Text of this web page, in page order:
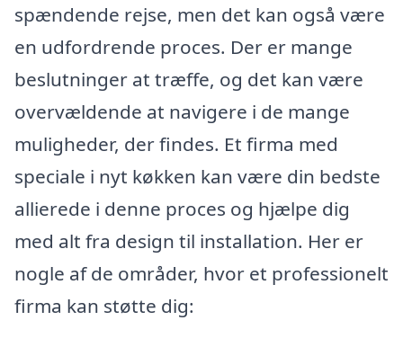
spændende rejse, men det kan også være
en udfordrende proces. Der er mange
beslutninger at træffe, og det kan være
overvældende at navigere i de mange
muligheder, der findes. Et firma med
speciale i nyt køkken kan være din bedste
allierede i denne proces og hjælpe dig
med alt fra design til installation. Her er
nogle af de områder, hvor et professionelt
firma kan støtte dig: